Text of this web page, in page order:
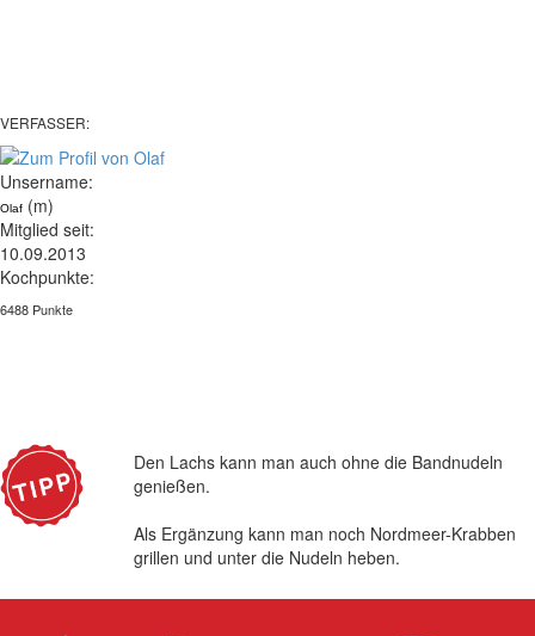
VERFASSER:
Unsername:
Olaf (m)
Mitglied seit:
10.09.2013
Kochpunkte:
6488 Punkte
Den Lachs kann man auch ohne die Bandnudeln
genießen.
Als Ergänzung kann man noch Nordmeer-Krabben
grillen und unter die Nudeln heben.